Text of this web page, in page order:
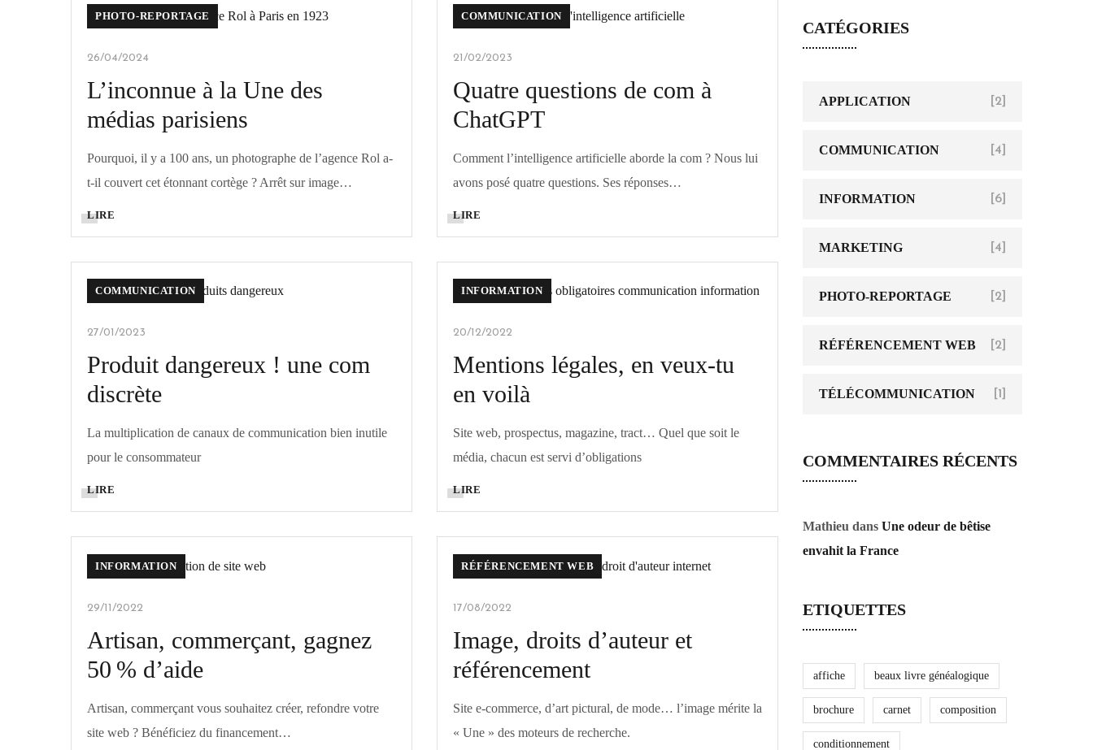
PHOTO-REPORTAGE
26/04/2024
L’inconnue à la Une des
médias parisiens
Pourquoi, il y a 100 ans, un photographe de l’agence Rol a-
t-il couvert cet étonnant cortège ? Arrêt sur image…
LIRE
COMMUNICATION
21/02/2023
Quatre questions de com à
ChatGPT
Comment l’intelligence artificielle aborde la com ? Nous lui
avons posé quatre questions. Ses réponses…
LIRE
COMMUNICATION
27/01/2023
Produit dangereux ! une com
discrète
La multiplication de canaux de communication bien inutile
pour le consommateur
LIRE
INFORMATION
20/12/2022
Mentions légales, en veux-tu
en voilà
Site web, prospectus, magazine, tract… Quel que soit le
média, chacun est servi d’obligations
LIRE
INFORMATION
29/11/2022
Artisan, commerçant, gagnez
50 % d’aide
Artisan, commerçant vous souhaitez créer, refondre votre
site web ? Bénéficiez du financement…
RÉFÉRENCEMENT WEB
17/08/2022
Image, droits d’auteur et
référencement
Site e-commerce, d’art pictural, de mode… l’image mérite la
« Une­ » des moteurs de recherche.
CATÉGORIES
APPLICATION [2]
COMMUNICATION [4]
INFORMATION [6]
MARKETING [4]
PHOTO-REPORTAGE [2]
RÉFÉRENCEMENT WEB [2]
TÉLÉCOMMUNICATION [1]
COMMENTAIRES RÉCENTS
Mathieu dans Une odeur de bêtise
envahit la France
ETIQUETTES
affiche beaux livre généalogique
brochure carnet composition
conditionnement